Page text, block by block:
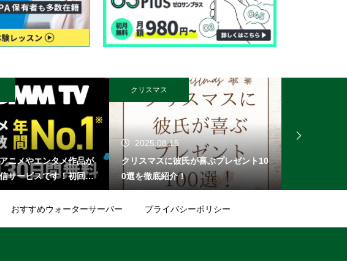
ニメやエンタメ作品が
サービスです！初回登
料でお試し可能。月額
プレミアム」に登録す
クリスマス
2025.08.15
クリスマスに彼氏が喜ぶプレゼント10
0選を徹底紹介！
め
おすすめウォーターサーバー プライバシーポリシー